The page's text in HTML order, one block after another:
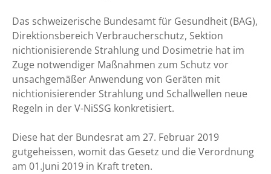
Das schweizerische Bundesamt für Gesundheit (BAG),
Direktionsbereich Verbraucherschutz, Sektion
nichtionisierende Strahlung und Dosimetrie hat im
Zuge notwendiger Maßnahmen zum Schutz vor
unsachgemäßer Anwendung von Geräten mit
nichtionisierender Strahlung und Schallwellen neue
Regeln in der V-NiSSG konkretisiert.
Diese hat der Bundesrat am 27. Februar 2019
gutgeheissen, womit das Gesetz und die Verordnung
am 01.Juni 2019 in Kraft treten.